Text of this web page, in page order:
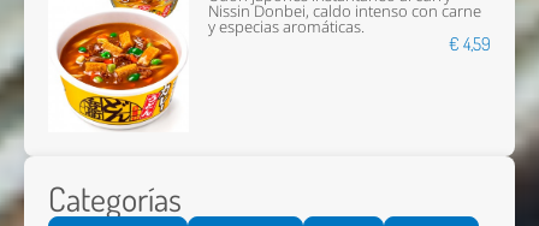
Nissin Donbei, caldo intenso con carne
y especias aromáticas.
€ 4,59
Categorías